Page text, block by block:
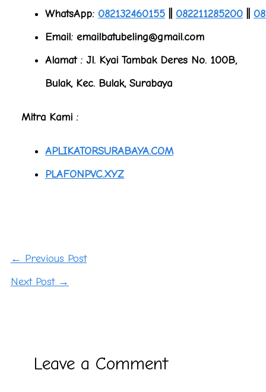
WhatsApp:082132460155 ||082211285200 ||
Email: emailbatubeling@gmail.com
Alamat : Jl. Kyai Tambak Deres No. 100B,
Bulak, Kec. Bulak, Surabaya
Mitra Kami :
APLIKATORSURABAYA.COM
PLAFONPVC.XYZ
← Previous Post
Next Post →
Leave a Comment